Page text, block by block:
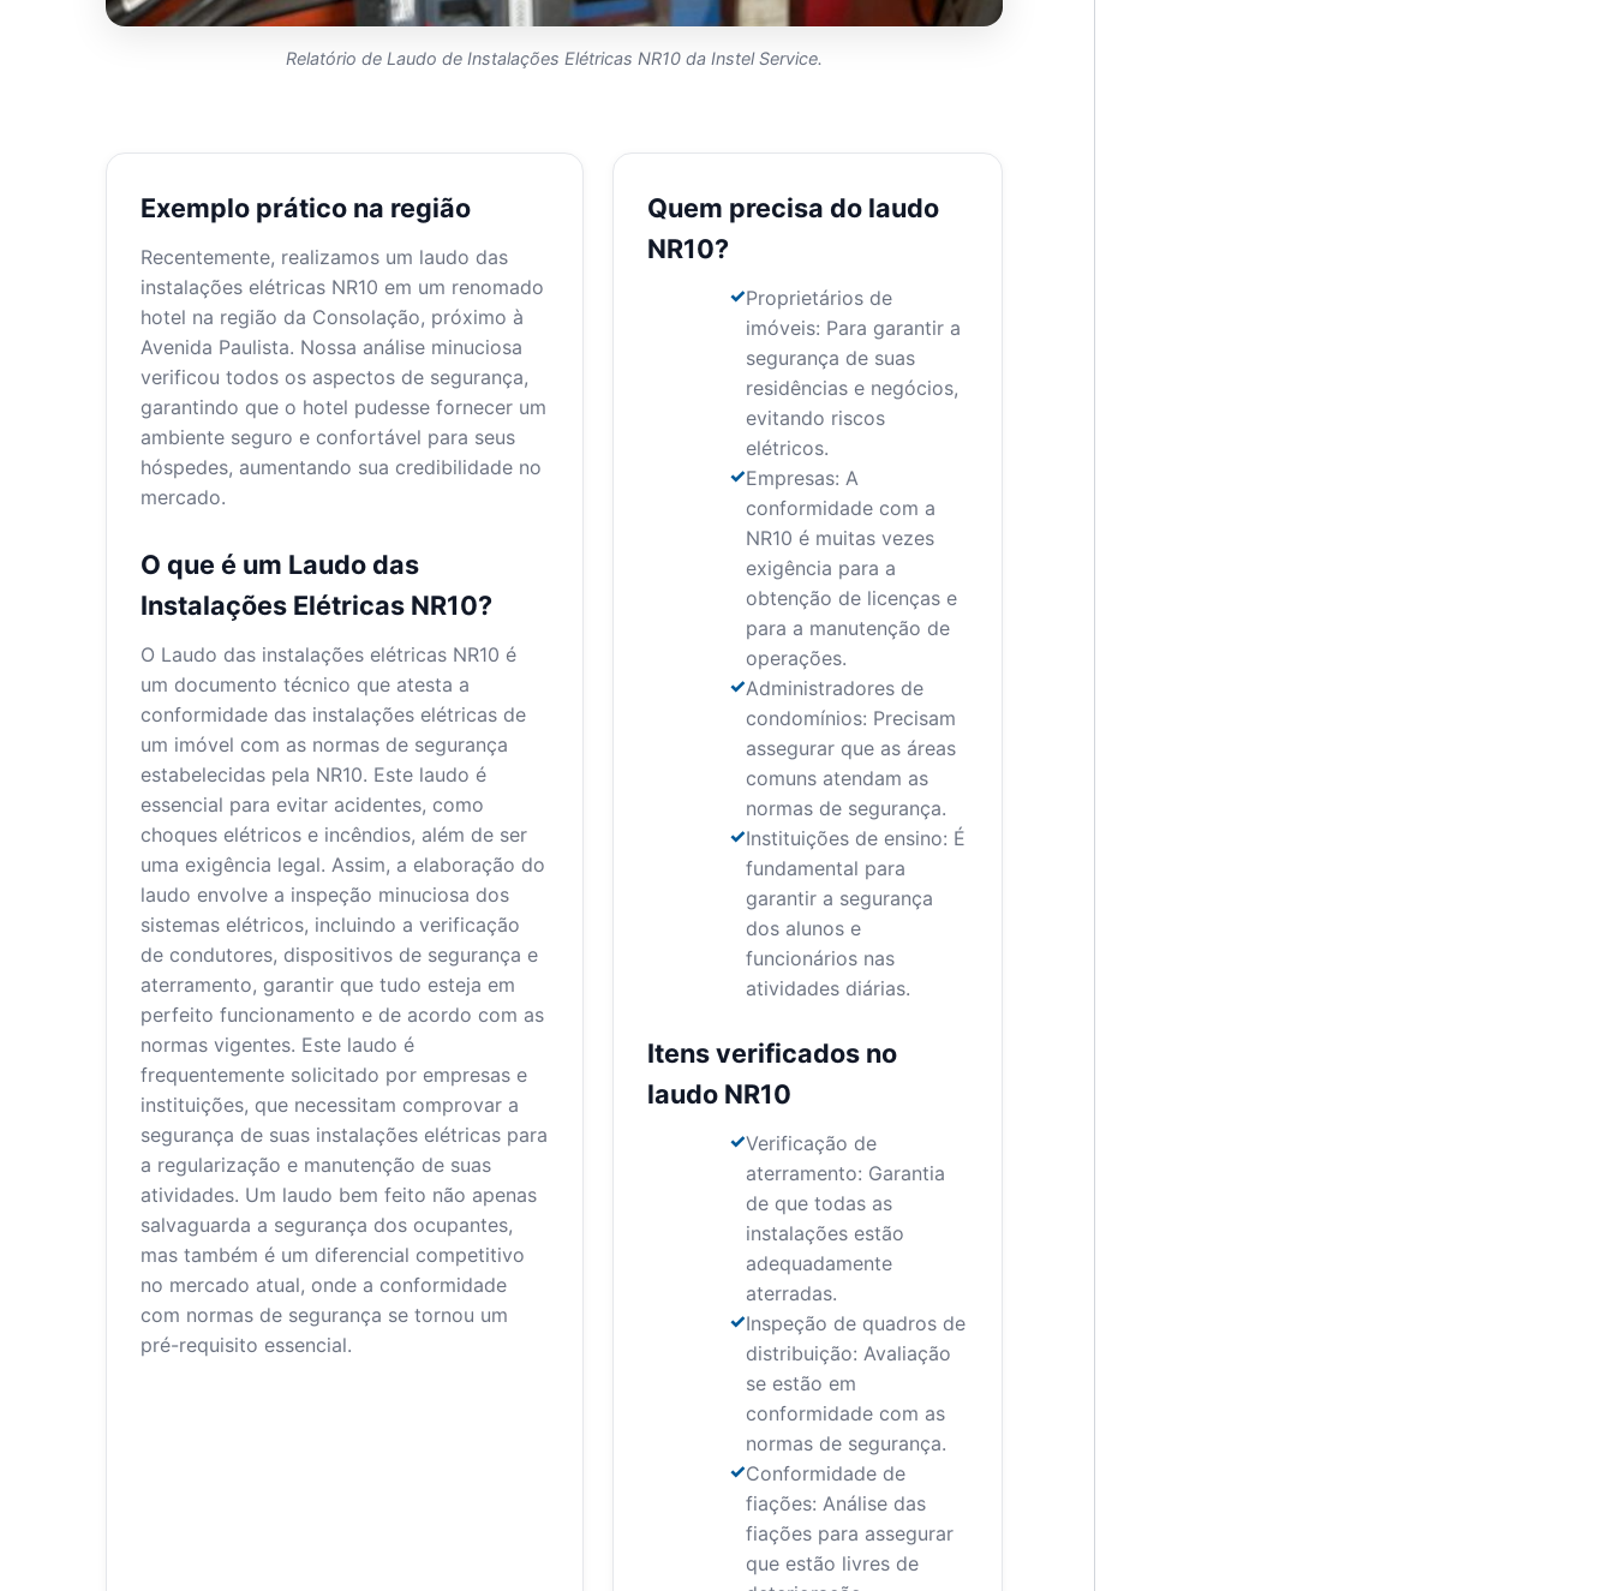
Relatório de Laudo de Instalações Elétricas NR10 da Instel Service.
Exemplo prático na região
Recentemente, realizamos um laudo das
instalações elétricas NR10 em um renomado
hotel na região da Consolação, próximo à
Avenida Paulista. Nossa análise minuciosa
verificou todos os aspectos de segurança,
garantindo que o hotel pudesse fornecer um
ambiente seguro e confortável para seus
hóspedes, aumentando sua credibilidade no
mercado.
O que é um Laudo das
Instalações Elétricas NR10?
O Laudo das instalações elétricas NR10 é
um documento técnico que atesta a
conformidade das instalações elétricas de
um imóvel com as normas de segurança
estabelecidas pela NR10. Este laudo é
essencial para evitar acidentes, como
choques elétricos e incêndios, além de ser
uma exigência legal. Assim, a elaboração do
laudo envolve a inspeção minuciosa dos
sistemas elétricos, incluindo a verificação
de condutores, dispositivos de segurança e
aterramento, garantir que tudo esteja em
perfeito funcionamento e de acordo com as
normas vigentes. Este laudo é
frequentemente solicitado por empresas e
instituições, que necessitam comprovar a
segurança de suas instalações elétricas para
a regularização e manutenção de suas
atividades. Um laudo bem feito não apenas
salvaguarda a segurança dos ocupantes,
mas também é um diferencial competitivo
no mercado atual, onde a conformidade
com normas de segurança se tornou um
pré-requisito essencial.
Quem precisa do laudo
NR10?
Proprietários de
imóveis: Para garantir a
segurança de suas
residências e negócios,
evitando riscos
elétricos.
Empresas: A
conformidade com a
NR10 é muitas vezes
exigência para a
obtenção de licenças e
para a manutenção de
operações.
Administradores de
condomínios: Precisam
assegurar que as áreas
comuns atendam as
normas de segurança.
Instituições de ensino: É
fundamental para
garantir a segurança
dos alunos e
funcionários nas
atividades diárias.
Itens verificados no
laudo NR10
Verificação de
aterramento: Garantia
de que todas as
instalações estão
adequadamente
aterradas.
Inspeção de quadros de
distribuição: Avaliação
se estão em
conformidade com as
normas de segurança.
Conformidade de
fiações: Análise das
fiações para assegurar
que estão livres de